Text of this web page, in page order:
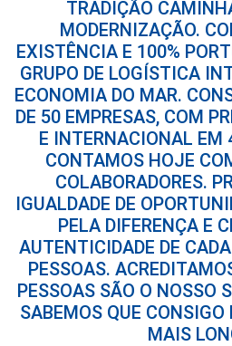
TRADIÇÃO
MODERNIZAÇÃO.
EXISTÊNCIA E 100%
GRUPO DE LOGÍSTICA
ECONOMIA DO MAR.
DE 50 EMPRESAS, COM
E INTERNACIONAL EM
CONTAMOS HOJE
COLABORADORES.
IGUALDADE DE
PELA DIFERENÇA E
AUTENTICIDADE DE
PESSOAS.
PESSOAS SÃO O NOSSO
SABEMOS QUE CONSIGO
MAIS